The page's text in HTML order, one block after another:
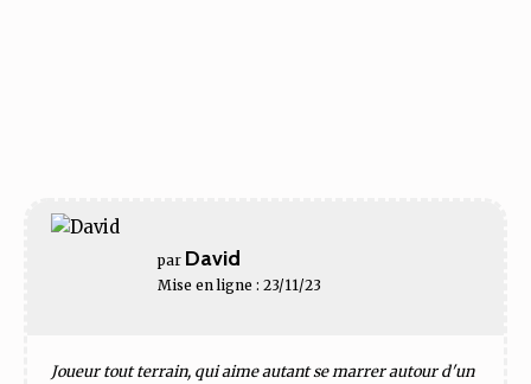
par David
Mise en ligne : 23/11/23
Joueur tout terrain, qui aime autant se marrer autour d'un